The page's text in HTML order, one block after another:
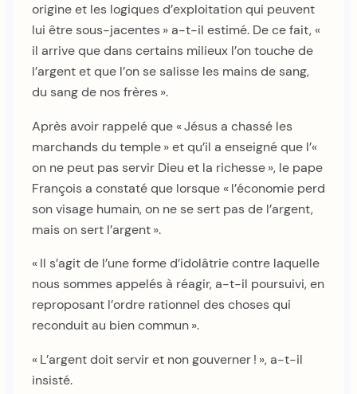
origine et les logiques d’exploitation qui peuvent
lui être sous-jacentes » a-t-il estimé. De ce fait, «
il arrive que dans certains milieux l’on touche de
l’argent et que l’on se salisse les mains de sang,
du sang de nos frères ».
Après avoir rappelé que « Jésus a chassé les
marchands du temple » et qu’il a enseigné que l’«
on ne peut pas servir Dieu et la richesse », le pape
François a constaté que lorsque « l’économie perd
son visage humain, on ne se sert pas de l’argent,
mais on sert l’argent ».
« Il s’agit de l’une forme d’idolâtrie contre laquelle
nous sommes appelés à réagir, a-t-il poursuivi, en
reproposant l’ordre rationnel des choses qui
reconduit au bien commun ».
« L’argent doit servir et non gouverner ! », a-t-il
insisté.